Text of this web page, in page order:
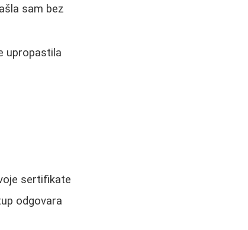
sam bez
upropastila
sertifikate
odgovara